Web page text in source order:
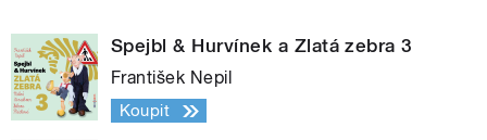
Spejbl & Hurvínek a Zlatá zebra 3
František Nepil
Koupit